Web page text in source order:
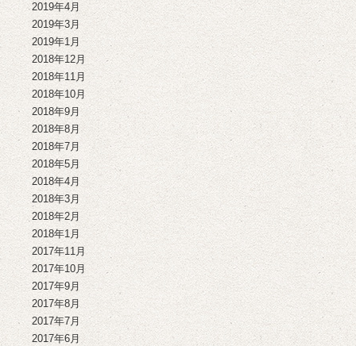
2019年4月
2019年3月
2019年1月
2018年12月
2018年11月
2018年10月
2018年9月
2018年8月
2018年7月
2018年5月
2018年4月
2018年3月
2018年2月
2018年1月
2017年11月
2017年10月
2017年9月
2017年8月
2017年7月
2017年6月